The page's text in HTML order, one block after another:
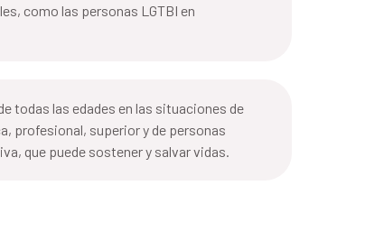
como las personas LGTBI en
todas las edades en las situaciones de
profesional, superior y de personas
que puede sostener y salvar vidas.